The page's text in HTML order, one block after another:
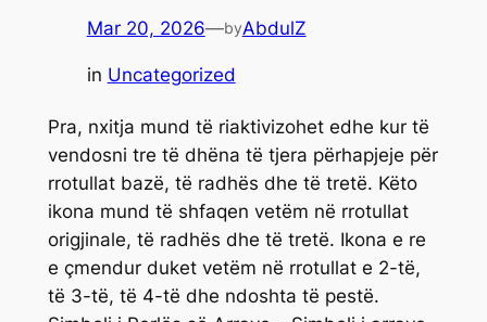
Mar 20, 2026—byAbdulZ
in Uncategorized
Pra, nxitja mund të riaktivizohet edhe kur të
vendosni tre të dhëna të tjera përhapjeje për
rrotullat bazë, të radhës dhe të tretë. Këto
ikona mund të shfaqen vetëm në rrotullat
origjinale, të radhës dhe të tretë. Ikona e re
e çmendur duket vetëm në rrotullat e 2-të,
të 3-të, të 4-të dhe ndoshta të pestë.